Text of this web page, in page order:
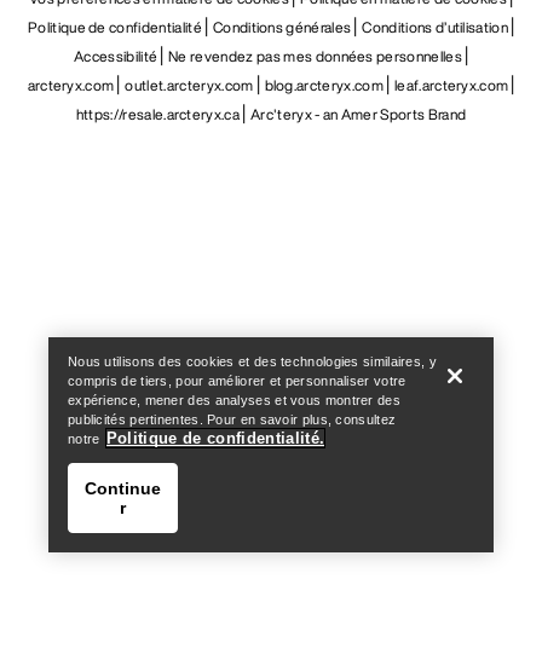
Politique de confidentialité Conditions générales Conditions d’utilisation
Accessibilité Ne revendez pas mes données personnelles
arcteryx.com outlet.arcteryx.com blog.arcteryx.com leaf.arcteryx.com
https://resale.arcteryx.ca Arc'teryx - an Amer Sports Brand
Nous utilisons des cookies et des technologies similaires, y
compris de tiers, pour améliorer et personnaliser votre
expérience, mener des analyses et vous montrer des
publicités pertinentes. Pour en savoir plus, consultez
notre
Politique de confidentialité.
Continue
r